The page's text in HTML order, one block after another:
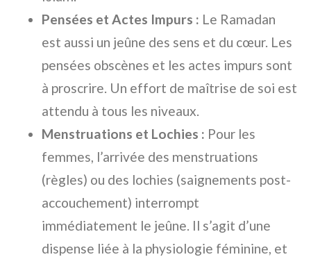
Pensées et Actes Impurs : Le Ramadan
est aussi un jeûne des sens et du cœur. Les
pensées obscènes et les actes impurs sont
à proscrire. Un effort de maîtrise de soi est
attendu à tous les niveaux.
Menstruations et Lochies : Pour les
femmes, l’arrivée des menstruations
(règles) ou des lochies (saignements post-
accouchement) interrompt
immédiatement le jeûne. Il s’agit d’une
dispense liée à la physiologie féminine, et